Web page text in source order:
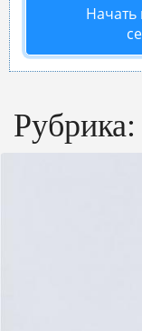
Начать
Рубрика: